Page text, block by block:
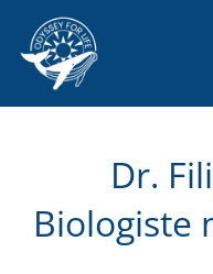
Dr.
Biologiste